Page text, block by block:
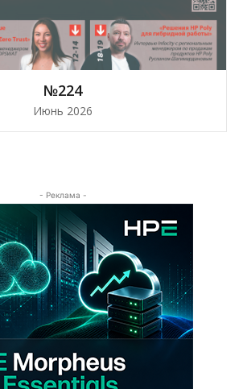
№224
Июнь 2026
- Реклама -